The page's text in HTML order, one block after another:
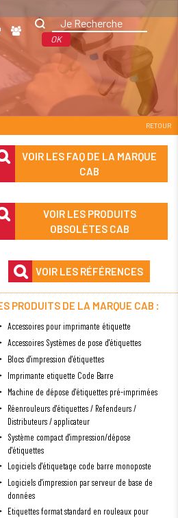
OK
RETOUR
VOIR LES FAQ DE LA MARQUE
CAB
VOIR LES PRODUITS
OBSOLÈTES CAB
VOIR LES RÉFÉRENCES
PRODUITS DE LA MARQUE CAB :
Accessoires pour imprimante étiquette
Accessoires Systèmes de pose d'étiquettes
Blocs d'impression d'étiquettes
Imprimante etiquette Code Barre
Machine de dépose d'étiquettes pré-imprimées
Réenrouleurs d'étiquettes / Refendeurs /
Distributeurs / applicateur
Système compact d'impression/dépose
d'étiquettes
Logiciels d'étiquetage code barre monoposte
Logiciels d'impression par serveur de base de
données
Etiquettes format standard en rouleaux pour